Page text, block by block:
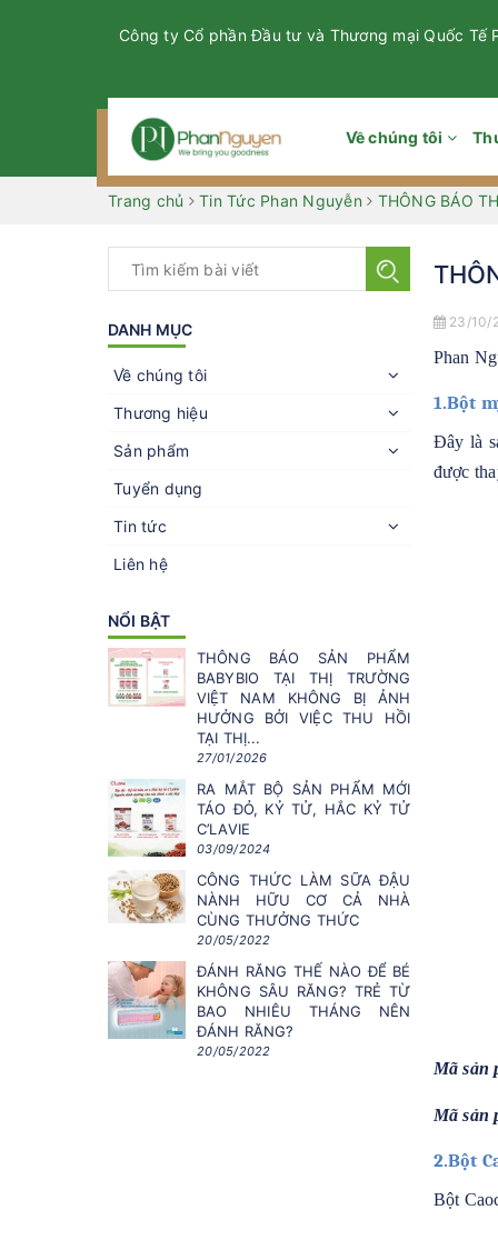
Công ty Cổ phần Đầu tư và Thương mại Quốc Tế
Về chúng tôi
Trang chủ Tin Tức Phan Nguyễn THÔNG BÁO
23/10/
Phan
1.Bột
Đây là
được
Mã sản
Mã sản
2.Bột
Bột
DANH MỤC
Về chúng tôi
Thương hiệu
Sản phẩm
Tuyển dụng
Tin tức
Liên hệ
NỔI BẬT
THÔNG BÁO SẢN PHẨM
BABYBIO TẠI THỊ TRƯỜNG
VIỆT NAM KHÔNG BỊ ẢNH
HƯỞNG BỞI VIỆC THU HỒI
TẠI THỊ...
27/01/2026
RA MẮT BỘ SẢN PHẨM MỚI
TÁO ĐỎ, KỶ TỬ, HẮC KỶ TỬ
C’LAVIE
03/09/2024
CÔNG THỨC LÀM SỮA ĐẬU
NÀNH HỮU CƠ CẢ NHÀ
CÙNG THƯỞNG THỨC
20/05/2022
ĐÁNH RĂNG THẾ NÀO ĐỂ BÉ
KHÔNG SÂU RĂNG? TRẺ TỪ
BAO NHIÊU THÁNG NÊN
ĐÁNH RĂNG?
20/05/2022